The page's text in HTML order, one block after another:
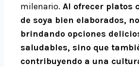
milenario. Al ofrecer platos
de soya bien elaborados,
brindando opciones
saludables, sino que
contribuyendo a una